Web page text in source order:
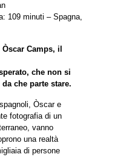
109 minuti – Spagna,
Camps, il
che non si
che parte stare.
Òscar e
fotografia di un
vanno
una realtà
di persone